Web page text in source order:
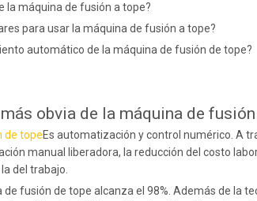
la máquina de fusión a tope?
para usar la máquina de fusión a tope?
automático de la máquina de fusión de tope?
obvia de la máquina de
de topeEs automatización y control numérico. A
manual liberadora, la reducción del costo
del trabajo.
de fusión de tope alcanza el 98%. Además de